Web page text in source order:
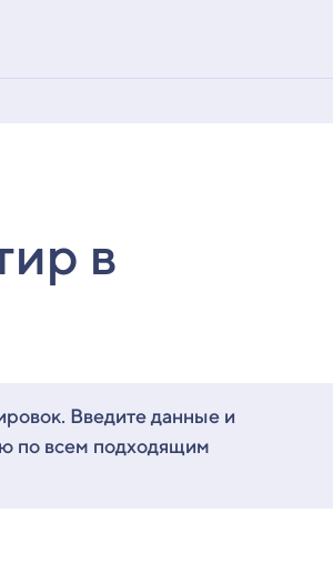
в
Введите данные и
по всем подходящим